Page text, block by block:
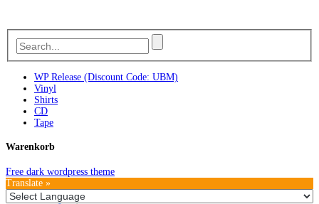
WP Release (Discount Code: UBM)
Vinyl
Shirts
CD
Tape
Warenkorb
Free dark wordpress theme
Translate »